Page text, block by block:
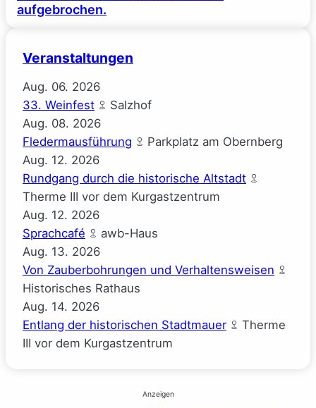
aufgebrochen.
Veranstaltungen
Aug. 06. 2026
33. Weinfest
Salzhof
Aug. 08. 2026
Fledermausführung
Parkplatz am Obernberg
Aug. 12. 2026
Rundgang durch die historische Altstadt
Therme III vor dem Kurgastzentrum
Aug. 12. 2026
Sprachcafé
awb-Haus
Aug. 13. 2026
Von Zauberbohrungen und Verhaltensweisen
Historisches Rathaus
Aug. 14. 2026
Entlang der historischen Stadtmauer
Therme
III vor dem Kurgastzentrum
Anzeigen